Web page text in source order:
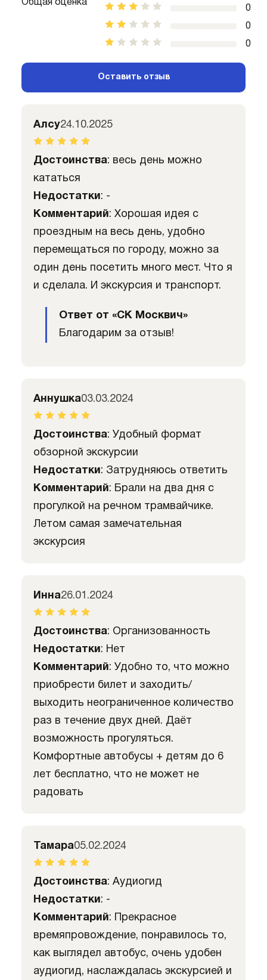
Общая оценка
0
0
0
Оставить отзыв
Алсу24.10.2025
Достоинства: весь день можно
кататься
Недостатки: -
Комментарий: Хорошая идея с
проездным на весь день, удобно
перемещаться по городу, можно за
один день посетить много мест. Что я
и сделала. И экскурсия и транспорт.
Ответ от «СК Москвич»
Благодарим за отзыв!
Аннушка03.03.2024
Достоинства: Удобный формат
обзорной экскурсии
Недостатки: Затрудняюсь ответить
Комментарий: Брали на два дня с
прогулкой на речном трамвайчике.
Летом самая замечательная
экскурсия
Инна26.01.2024
Достоинства: Организованность
Недостатки: Нет
Комментарий: Удобно то, что можно
приобрести билет и заходить/
выходить неограниченное количество
раз в течение двух дней. Даёт
возможность прогуляться.
Комфортные автобусы + детям до 6
лет бесплатно, что не может не
радовать
Тамара05.02.2024
Достоинства: Аудиогид
Недостатки: -
Комментарий: Прекрасное
времяпровождение, понравилось то,
как выглядел автобус, очень удобен
аудиогид, наслаждалась экскурсией и